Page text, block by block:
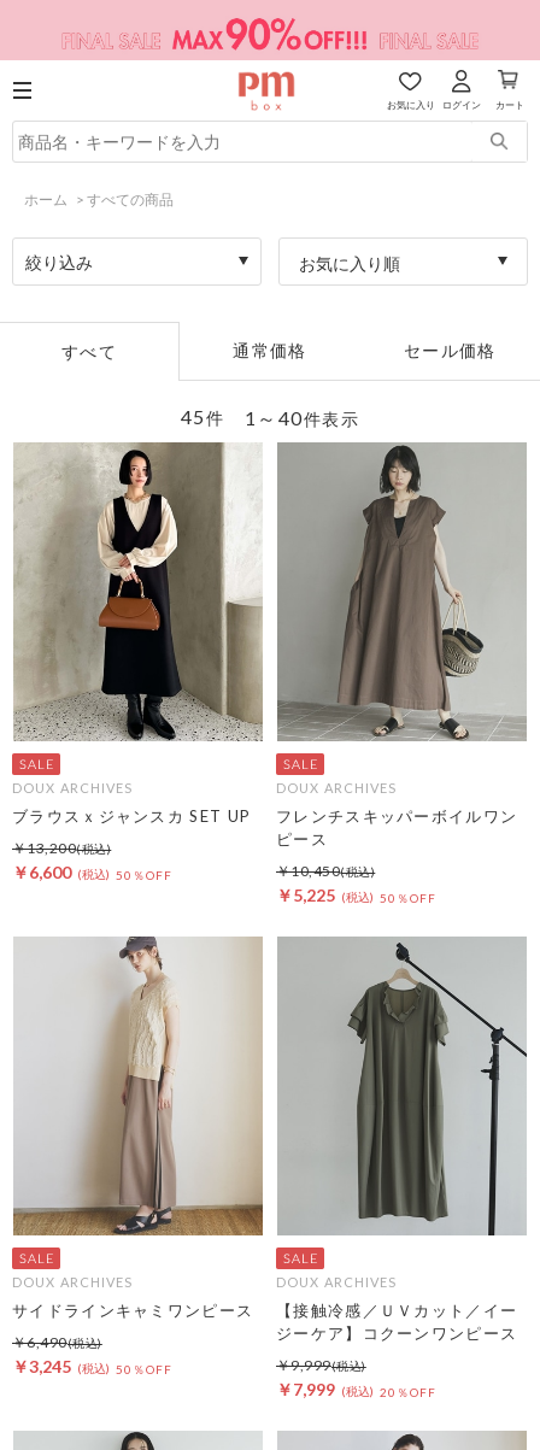
お気に入り ログイン カート
ホーム > すべての商品
絞り込み お気に入り順
すべて 通常価格 セール価格
1～40件表示
45件
DOUX ARCHIVES
ブラウスｘジャンスカ SET UP
￥6,600 50％OFF
￥13,200
DOUX ARCHIVES
フレンチスキッパーボイルワン
ピース
￥5,225 50％OFF
￥10,450
DOUX ARCHIVES
サイドラインキャミワンピース
￥3,245 50％OFF
￥6,490
DOUX ARCHIVES
【接触冷感／ＵＶカット／イー
ジーケア】コクーンワンピース
￥7,999 20％OFF
￥9,999